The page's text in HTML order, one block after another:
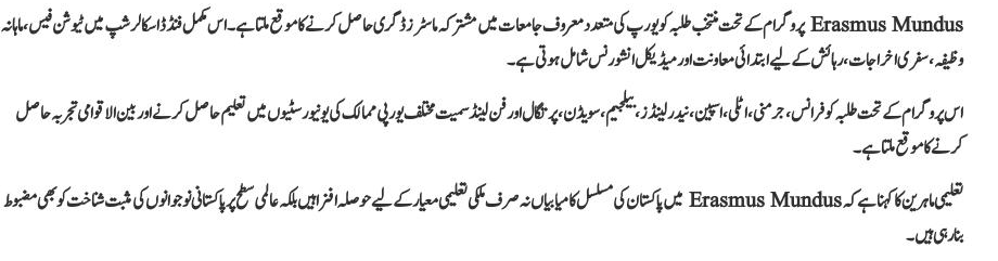
Erasmus Mundus پروگرام کے تحت منتخب طلبہ کو یورپ کی متعدد معروف جامعات میں مشترکہ ماسٹرز ڈگری حاصل کرنے کا موقع ملتا ہے۔ اس مکمل فنڈڈ اسکالرشپ میں ٹیوشن فیس، ماہانہ
وظیفہ، سفری اخراجات، رہائش کے لیے ابتدائی معاونت اور میڈیکل انشورنس شامل ہوتی ہے۔
اس پروگرام کے تحت طلبہ کو فرانس، جرمنی، اٹلی، اسپین، نیدرلینڈز، بیلجیم، سویڈن، پرتگال اور فن لینڈ سمیت مختلف یورپی ممالک کی یونیورسٹیوں میں تعلیم حاصل کرنے اور بین الاقوامی تجربہ حاصل
کرنے کا موقع ملتا ہے۔
تعلیمی ماہرین کا کہنا ہے کہ Erasmus Mundus میں پاکستان کی مسلسل کامیابیاں نہ صرف ملکی تعلیمی معیار کے لیے حوصلہ افزا ہیں بلکہ عالمی سطح پر پاکستانی نوجوانوں کی مثبت شناخت کو بھی مضبوط
بنا رہی ہیں۔